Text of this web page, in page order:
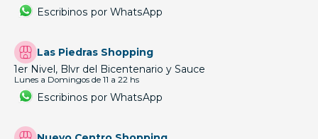
Escribinos por WhatsApp
Las Piedras Shopping
1er Nivel, Blvr del Bicentenario y Sauce
Lunes a Domingos de 11 a 22 hs
Escribinos por WhatsApp